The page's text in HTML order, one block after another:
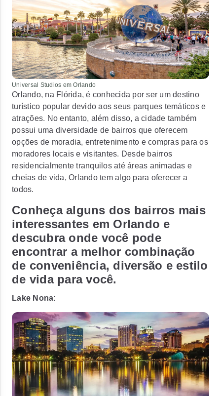
Universal Studios em Orlando
Orlando, na Flórida, é conhecida por ser um destino
turístico popular devido aos seus parques temáticos e
atrações. No entanto, além disso, a cidade também
possui uma diversidade de bairros que oferecem
opções de moradia, entretenimento e compras para os
moradores locais e visitantes. Desde bairros
residencialmente tranquilos até áreas animadas e
cheias de vida, Orlando tem algo para oferecer a
todos.
Conheça alguns dos bairros mais
interessantes em Orlando e
descubra onde você pode
encontrar a melhor combinação
de conveniência, diversão e estilo
de vida para você.
Lake Nona: